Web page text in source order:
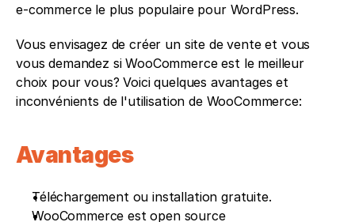
e-commerce le plus populaire pour WordPress.
Vous envisagez de créer un site de vente et vous
vous demandez si WooCommerce est le meilleur
choix pour vous? Voici quelques avantages et
inconvénients de l'utilisation de WooCommerce:
Avantages
Téléchargement ou installation gratuite.
WooCommerce est open source